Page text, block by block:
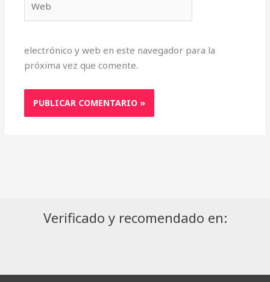
electrónico y web en este navegador para la
próxima vez que comente.
Verificado y recomendado en: